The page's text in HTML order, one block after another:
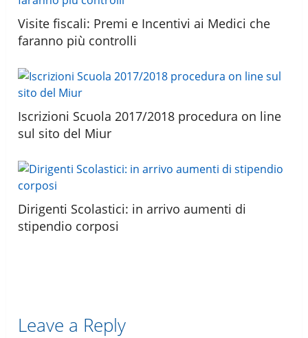
Visite fiscali: Premi e Incentivi ai Medici che
faranno più controlli
Iscrizioni Scuola 2017/2018 procedura on line
sul sito del Miur
Dirigenti Scolastici: in arrivo aumenti di
stipendio corposi
Leave a Reply